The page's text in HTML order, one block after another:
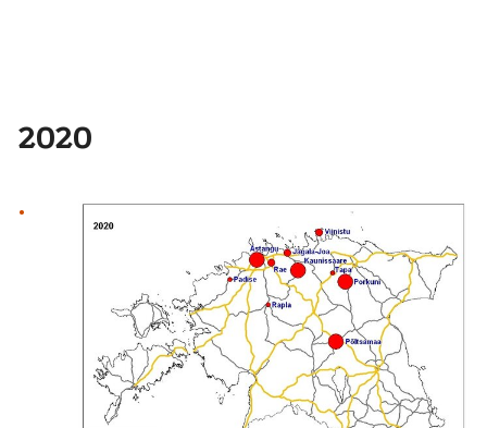
2020